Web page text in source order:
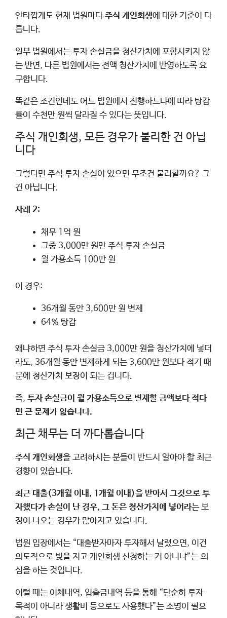
안타깝게도 현재 법원마다주식 개인회생에 대한 기준이 다
릅니다.
일부 법원에서는 투자 손실금을 청산가치에 포함시키지 않
는 반면, 다른 법원에서는 전액 청산가치에 반영하도록 요
구합니다.
똑같은 조건인데도 어느 법원에서 진행하느냐에 따라 탕감
률이 수천만 원씩 달라질 수 있다는 뜻입니다.
주식 개인회생, 모든 경우가 불리한 건 아닙
니다
그렇다면 주식 투자 손실이 있으면 무조건 불리할까요? 그
건 아닙니다.
사례 2:
채무 1억 원
그중 3,000만 원만 주식 투자 손실금
월 가용소득 100만 원
이 경우:
36개월 동안 3,600만 원 변제
64% 탕감
왜냐하면 주식 투자 손실금 3,000만 원을 청산가치에 넣더
라도, 36개월 동안 변제하게 되는 3,600만 원보다 적기 때
문에 청산가치 보장이 되는 겁니다.
즉, 투자 손실금이 월 가용소득으로 변제할 금액보다 적다
면 큰 문제가 없습니다.
최근 채무는 더 까다롭습니다
주식 개인회생을 고려하시는 분들이 반드시 알아야 할 최근
경향이 있습니다.
최근 대출(3개월 이내, 1개월 이내)을 받아서 그것으로 투
자했다가 손실이 난 경우, 그 돈은 청산가치에 넣어라는 보
정이 나오는 경우가 많아지고 있습니다.
법원 입장에서는 “대출받자마자 투자해서 날렸으면, 이건
의도적으로 빚을 지고 개인회생 신청하는 거 아니냐”는 의
심을 하는 것입니다.
이럴 때는 이체내역, 입출금내역 등을 통해 “단순히 투자
목적이 아니라 생활비 등으로도 사용했다”는 소명이 필요